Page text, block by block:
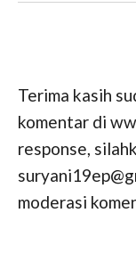
Terima kasih
komentar di
response,
moderasi